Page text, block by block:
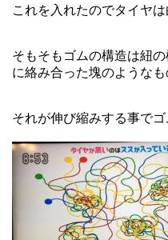
これを入れたのでタイヤは
そもそもゴムの構造は紐
に絡み合った塊のようなも
それが伸び縮みする事で